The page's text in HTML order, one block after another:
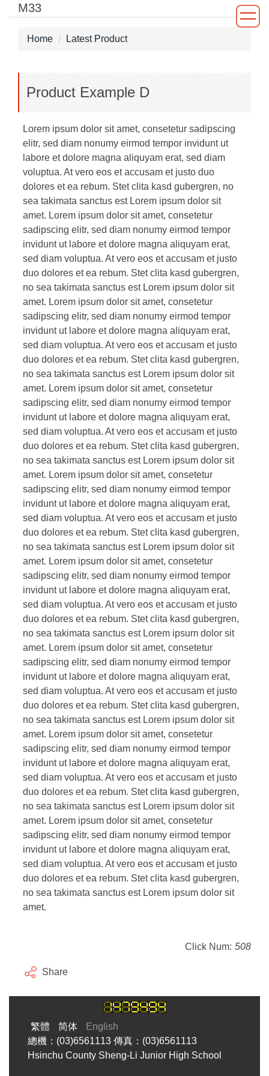
JumpM33
Home Latest Product
Product Example D
Lorem ipsum dolor sit amet, consetetur sadipscing
elitr, sed diam nonumy eirmod tempor invidunt ut
labore et dolore magna aliquyam erat, sed diam
voluptua. At vero eos et accusam et justo duo
dolores et ea rebum. Stet clita kasd gubergren, no
sea takimata sanctus est Lorem ipsum dolor sit
amet. Lorem ipsum dolor sit amet, consetetur
sadipscing elitr, sed diam nonumy eirmod tempor
invidunt ut labore et dolore magna aliquyam erat,
sed diam voluptua. At vero eos et accusam et justo
duo dolores et ea rebum. Stet clita kasd gubergren,
no sea takimata sanctus est Lorem ipsum dolor sit
amet. Lorem ipsum dolor sit amet, consetetur
sadipscing elitr, sed diam nonumy eirmod tempor
invidunt ut labore et dolore magna aliquyam erat,
sed diam voluptua. At vero eos et accusam et justo
duo dolores et ea rebum. Stet clita kasd gubergren,
no sea takimata sanctus est Lorem ipsum dolor sit
amet. Lorem ipsum dolor sit amet, consetetur
sadipscing elitr, sed diam nonumy eirmod tempor
invidunt ut labore et dolore magna aliquyam erat,
sed diam voluptua. At vero eos et accusam et justo
duo dolores et ea rebum. Stet clita kasd gubergren,
no sea takimata sanctus est Lorem ipsum dolor sit
amet. Lorem ipsum dolor sit amet, consetetur
sadipscing elitr, sed diam nonumy eirmod tempor
invidunt ut labore et dolore magna aliquyam erat,
sed diam voluptua. At vero eos et accusam et justo
duo dolores et ea rebum. Stet clita kasd gubergren,
no sea takimata sanctus est Lorem ipsum dolor sit
amet. Lorem ipsum dolor sit amet, consetetur
sadipscing elitr, sed diam nonumy eirmod tempor
invidunt ut labore et dolore magna aliquyam erat,
sed diam voluptua. At vero eos et accusam et justo
duo dolores et ea rebum. Stet clita kasd gubergren,
no sea takimata sanctus est Lorem ipsum dolor sit
amet. Lorem ipsum dolor sit amet, consetetur
sadipscing elitr, sed diam nonumy eirmod tempor
invidunt ut labore et dolore magna aliquyam erat,
sed diam voluptua. At vero eos et accusam et justo
duo dolores et ea rebum. Stet clita kasd gubergren,
no sea takimata sanctus est Lorem ipsum dolor sit
amet. Lorem ipsum dolor sit amet, consetetur
sadipscing elitr, sed diam nonumy eirmod tempor
invidunt ut labore et dolore magna aliquyam erat,
sed diam voluptua. At vero eos et accusam et justo
duo dolores et ea rebum. Stet clita kasd gubergren,
no sea takimata sanctus est Lorem ipsum dolor sit
amet. Lorem ipsum dolor sit amet, consetetur
sadipscing elitr, sed diam nonumy eirmod tempor
invidunt ut labore et dolore magna aliquyam erat,
sed diam voluptua. At vero eos et accusam et justo
duo dolores et ea rebum. Stet clita kasd gubergren,
no sea takimata sanctus est Lorem ipsum dolor sit
amet.
Click Num: 508
Share
繁體 简体
English
總機：(03)6561113 傳真：(03)6561113
Hsinchu County Sheng-Li Junior High School